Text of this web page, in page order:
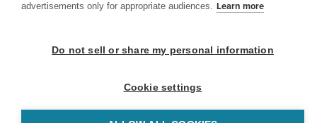
advertisements only for appropriate audiences. Learn more
Do not sell or share my personal information
Cookie settings